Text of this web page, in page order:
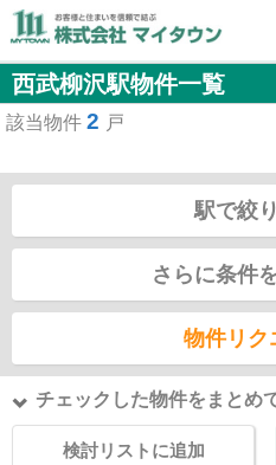
西武柳沢駅物件一覧
該当物件 2 戸
駅で絞
さらに条件
物件リク
チェックした物件をまとめ
検討リストに追加